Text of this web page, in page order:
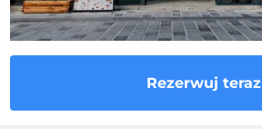
Rezerwuj teraz